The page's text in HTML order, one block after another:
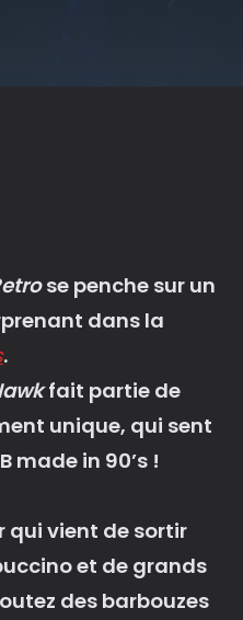
se penche sur un
dans la
.
fait partie de
unique, qui sent
made in 90’s !
qui vient de sortir
et de grands
des barbouzes